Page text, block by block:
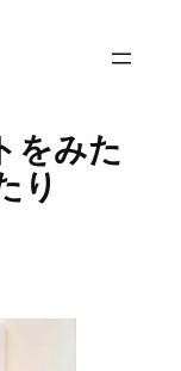
をみた
り